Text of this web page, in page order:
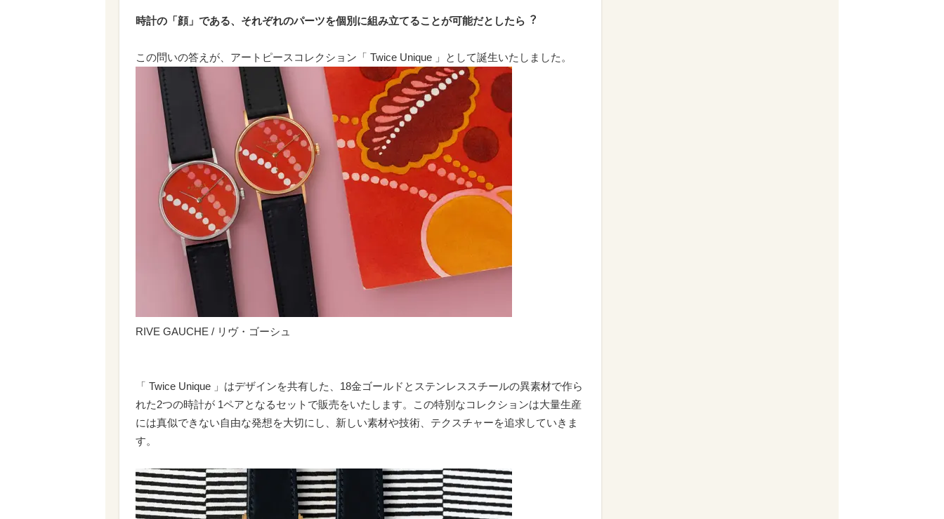
時計の「顔」である、それぞれのパーツを個別に組み立てることが可能だとしたら︖
この問いの答えが、アートピースコレクション「 Twice Unique 」として誕生いたしました。
RIVE GAUCHE / リヴ・ゴーシュ
「 Twice Unique 」はデザインを共有した、18金ゴールドとステンレススチールの異素材で作ら
れた2つの時計が 1ペアとなるセットで販売をいたします。この特別なコレクションは大量生産
には真似できない自由な発想を大切にし、新しい素材や技術、テクスチャーを追求していきま
す。